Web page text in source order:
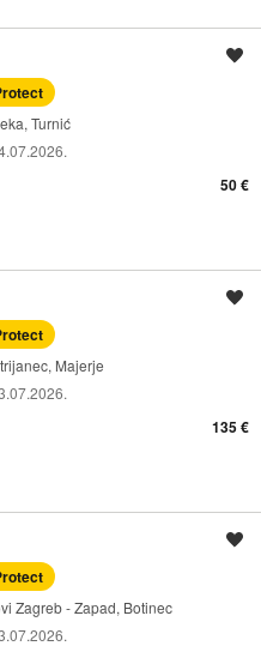
Turnić
50 €
Majerje
135 €
Zagreb - Zapad, Botinec